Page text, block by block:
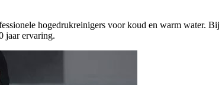
hogedrukreinigers voor koud en warm water.
jaar ervaring.